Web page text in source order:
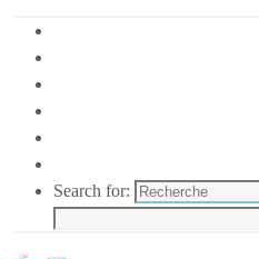
Search for: